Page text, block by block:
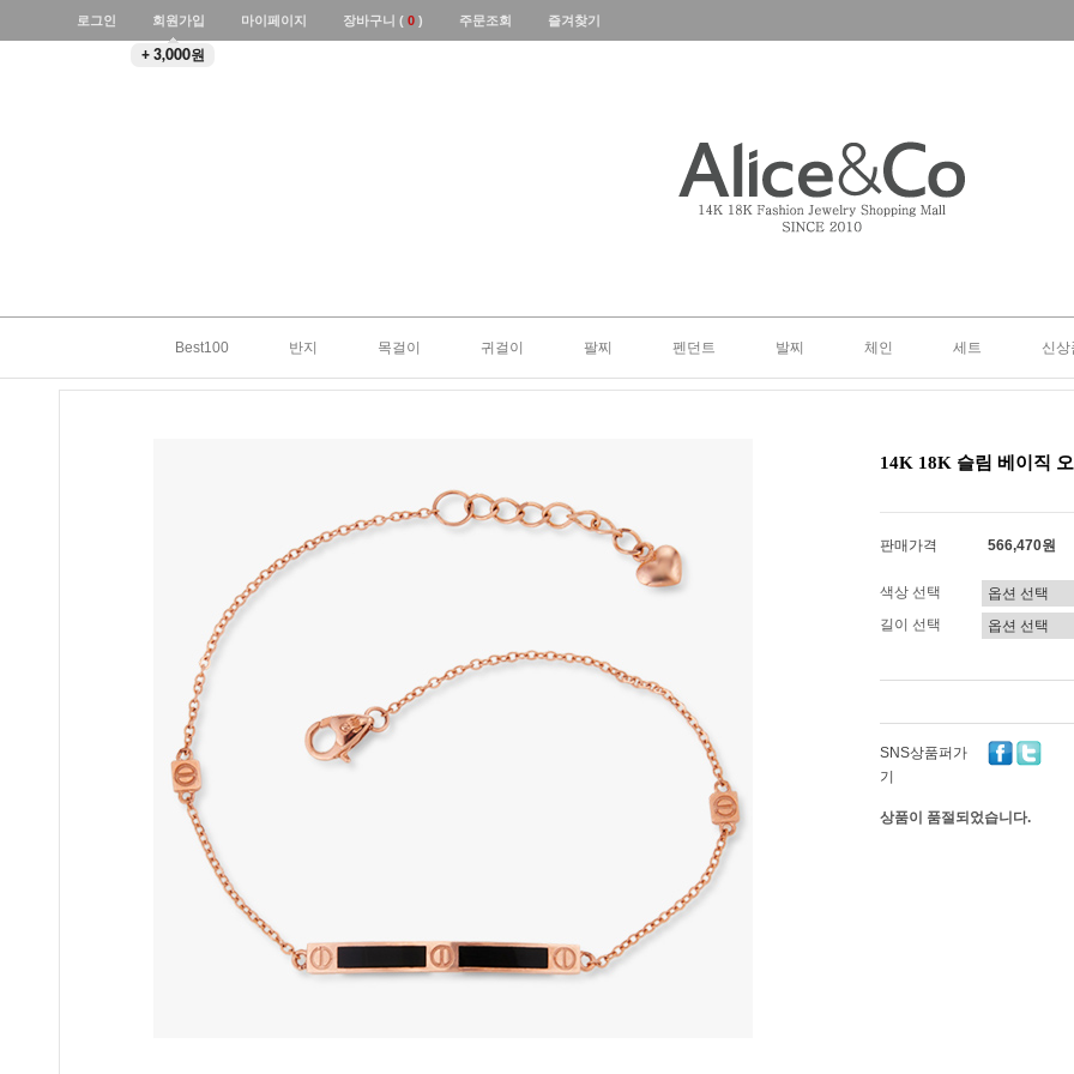
로그인 회원가입
+ 3,000원
마이페이지 장바구니 ( 0 ) 주문조회 즐겨찾기
Best100 반지 목걸이 귀걸이 팔찌 펜던트 발찌 체인 세트 신상
14K 18K 슬림 베이직
판매가격 566,470원
색상 선택
길이 선택
SNS상품퍼가
기
상품이 품절되었습니다.